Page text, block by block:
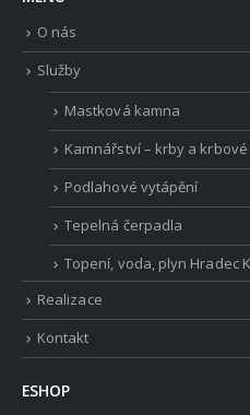
O nás
Služby
Mastková kamna
Kamnářství – krby a
Podlahové vytápění
Tepelná čerpadla
Topení, voda, plyn Hradec
Realizace
Kontakt
ESHOP